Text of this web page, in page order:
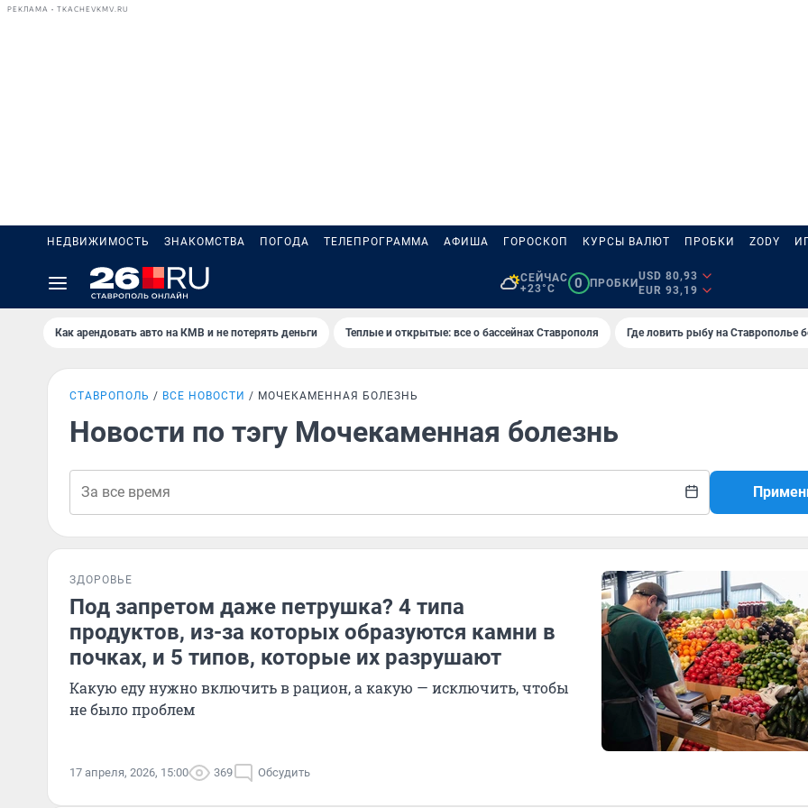
РЕКЛАМА • TKACHEVKMV.RU
НЕДВИЖИМОСТЬ ЗНАКОМСТВА ПОГОДА ТЕЛЕПРОГРАММА АФИША ГОРОСКОП КУРСЫ ВАЛЮТ ПРОБКИ ZODY
СЕЙЧАС
+23°C
0 ПРОБКИ
USD 80,93
EUR 93,19
Как арендовать авто на КМВ и не потерять деньги Теплые и открытые: все о бассейнах Ставрополя Где ловить рыбу на Ставрополье
СТАВРОПОЛЬ ВСЕ НОВОСТИ МОЧЕКАМЕННАЯ БОЛЕЗНЬ
Новости по тэгу Мочекаменная болезнь
ЗДОРОВЬЕ
Под запретом даже петрушка? 4 типа
продуктов, из-за которых образуются камни в
почках, и 5 типов, которые их разрушают
Какую еду нужно включить в рацион, а какую — исключить, чтобы
не было проблем
17 апреля, 2026, 15:00 369 Обсудить